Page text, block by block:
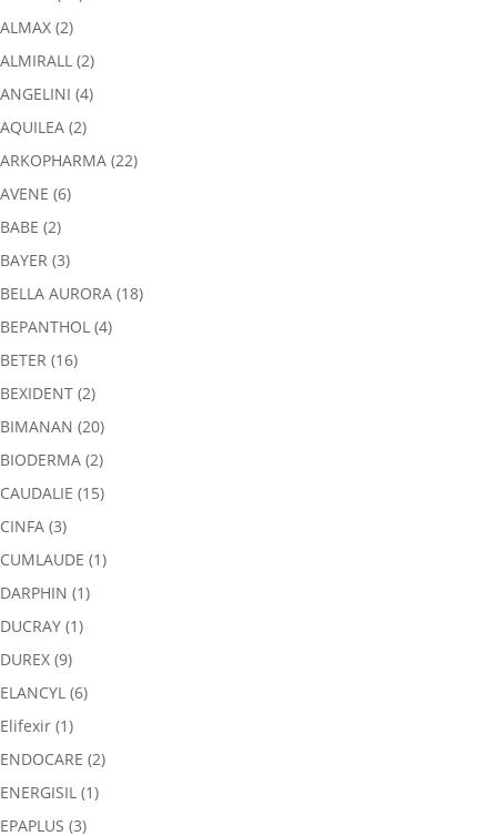
ALMAX (2)
ALMIRALL (2)
ANGELINI (4)
AQUILEA (2)
ARKOPHARMA (22)
AVENE (6)
BABE (2)
BAYER (3)
BELLA AURORA (18)
BEPANTHOL (4)
BETER (16)
BEXIDENT (2)
BIMANAN (20)
BIODERMA (2)
CAUDALIE (15)
CINFA (3)
CUMLAUDE (1)
DARPHIN (1)
DUCRAY (1)
DUREX (9)
ELANCYL (6)
Elifexir (1)
ENDOCARE (2)
ENERGISIL (1)
EPAPLUS (3)